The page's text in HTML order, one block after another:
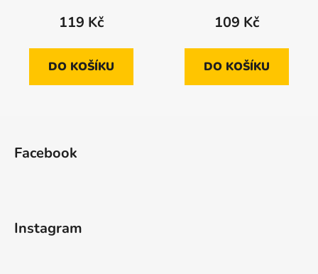
119 Kč
DO KOŠÍKU
109 Kč
DO KOŠÍKU
Facebook
Instagram